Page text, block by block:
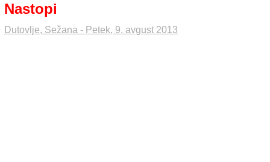
Nastopi
Dutovlje, Sežana - Petek, 9. avgust 2013